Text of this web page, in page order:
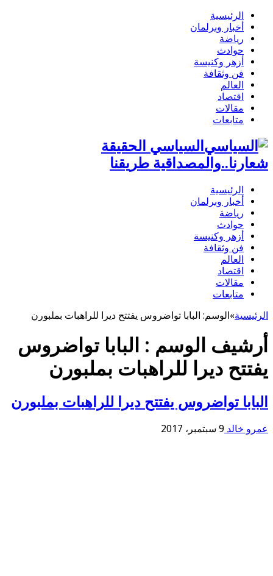
الرئيسية
أخبار وبرلمان
رياضة
حوادث
أزهر وكنيسة
فن وثقافة
العالم
اقتصاد
مقالات
متابعات
السياسي الحقيقة
شعارنا..والمصداقية طريقنا
الرئيسية
أخبار وبرلمان
رياضة
حوادث
أزهر وكنيسة
فن وثقافة
العالم
اقتصاد
مقالات
متابعات
الرئيسية»الوسم: البابا تواضروس يفتتح ديرا للراهبات بملبورن
أرشيف الوسم : البابا تواضروس
يفتتح ديرا للراهبات بملبورن
البابا تواضروس يفتتح ديرا للراهبات بملبورن
عمرو خالد 9 سبتمبر، 2017